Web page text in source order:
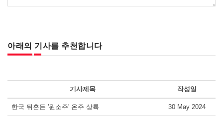
아래의 기사를 추천합니다
기사제목 작성일
한국 뒤흔든 '원소주' 온주 상륙 30 May 2024